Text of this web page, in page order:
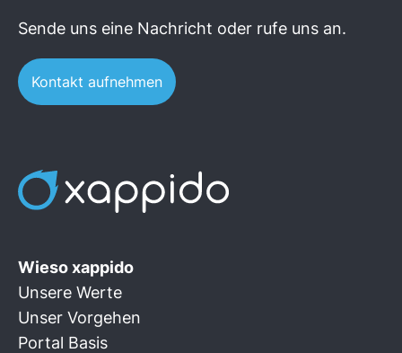
Sende uns eine Nachricht oder rufe uns an.
Kontakt aufnehmen
Wieso xappido
Unsere Werte
Unser Vorgehen
Portal Basis